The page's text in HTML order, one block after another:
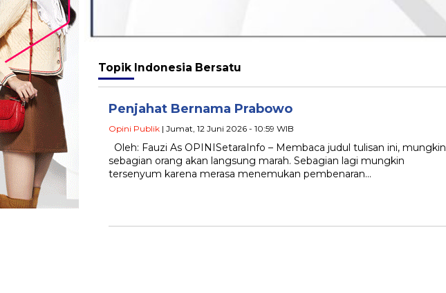
Topik Indonesia Bersatu
Penjahat Bernama Prabowo
Opini Publik | Jumat, 12 Juni 2026 - 10:59 WIB
Oleh: Fauzi As OPINISetaraInfo – Membaca judul tulisan ini, mungkin
sebagian orang akan langsung marah. Sebagian lagi mungkin
tersenyum karena merasa menemukan pembenaran…